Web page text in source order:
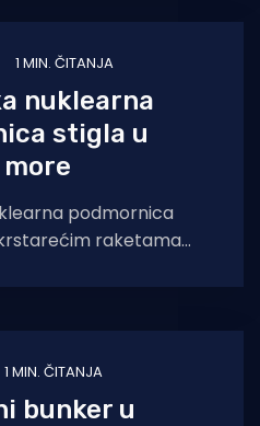
1 MIN. ČITANJA
nuklearna
stigla u
podmornica
raketama
dajući Britaniji
1 MIN. ČITANJA
bunker u